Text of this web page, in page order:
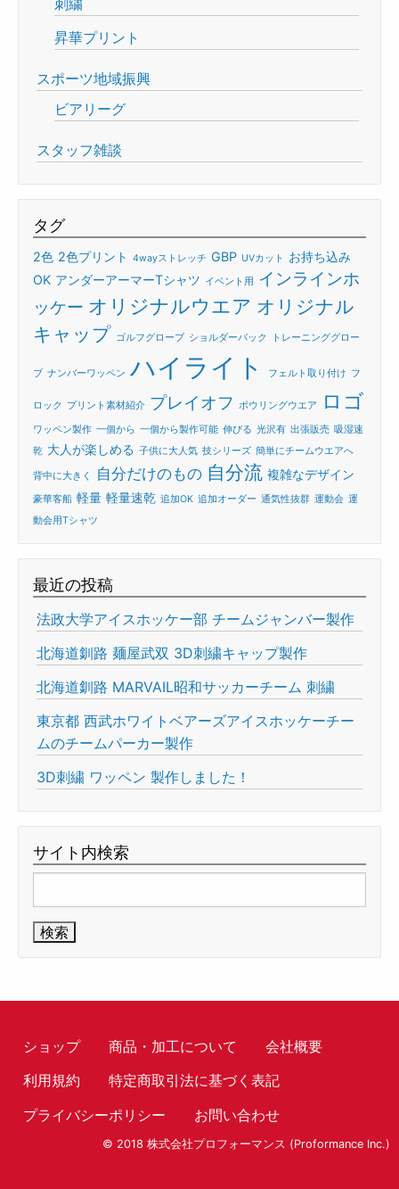
昇華プリント
スポーツ地域振興
ビアリーグ
スタッフ雑談
タグ
2色 2色プリント 4wayストレッチ GBP UVカット
お持ち込み
OK アンダーアーマーTシャツ イベント用
インラインホ
ッケー オリジナルウエア オリジナル
キャップ ゴルフグローブ ショルダーバック トレーニンググロー
ブ ナンバーワッペン ハイライト フェルト取り付け フ
ロック プリント素材紹介 プレイオフ ボウリングウエア ロゴ
ワッペン製作 一個から 一個から製作可能 伸びる 光沢有 出張販売 吸湿速
乾 大人が楽しめる 子供に大人気 技シリーズ 簡単にチームウエアへ
背中に大きく 自分だけのもの 自分流 複雑なデザイン
豪華客船 軽量 軽量速乾 追加OK 追加オーダー 通気性抜群 運動会 運
動会用Tシャツ
最近の投稿
法政大学アイスホッケー部 チームジャンバー製作
北海道釧路 麺屋武双 3D刺繍キャップ製作
北海道釧路 MARVAIL昭和サッカーチーム 刺繍
東京都 西武ホワイトベアーズアイスホッケーチー
ムのチームパーカー製作
3D刺繍 ワッペン 製作しました！
サイト内検索
索:
ショップ 商品・加工について
会社概要
利用規約
特定商取引法に基づく表記
プライバシーポリシー
お問い合わせ
© 2018 株式会社プロフォーマンス (Proformance Inc.)